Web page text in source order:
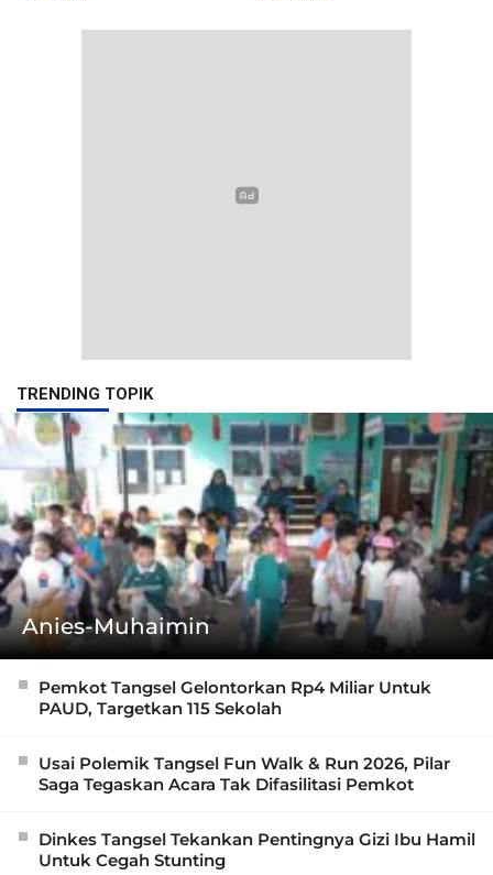
TRENDING TOPIK
Anies-Muhaimin
Pemkot Tangsel Gelontorkan Rp4 Miliar Untuk
PAUD, Targetkan 115 Sekolah
Usai Polemik Tangsel Fun Walk & Run 2026, Pilar
Saga Tegaskan Acara Tak Difasilitasi Pemkot
Dinkes Tangsel Tekankan Pentingnya Gizi Ibu Hamil
Untuk Cegah Stunting